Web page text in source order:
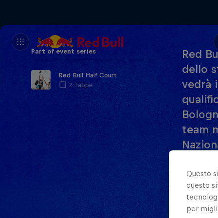
Part of event series
Red Bull Half Court
2 Tappe
Red
dello
vedrà
team
In
Questo
questo
per